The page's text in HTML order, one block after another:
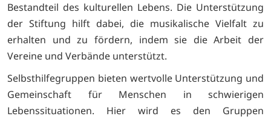
Bestandteil des kulturellen Lebens. Die Unterstützung
der Stiftung hilft dabei, die musikalische Vielfalt zu
erhalten und zu fördern, indem sie die Arbeit der
Vereine und Verbände unterstützt.
Selbsthilfegruppen bieten wertvolle Unterstützung und
Gemeinschaft für Menschen in schwierigen
Lebenssituationen. Hier wird es den Gruppen